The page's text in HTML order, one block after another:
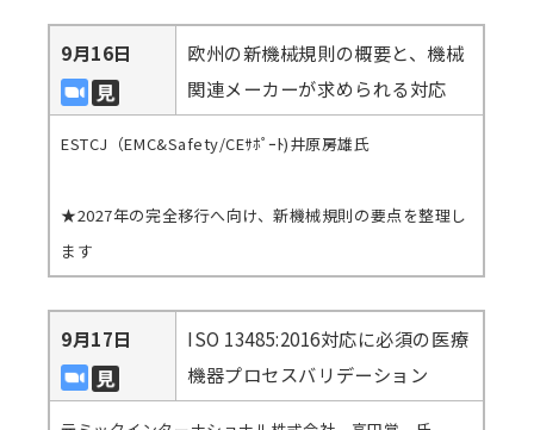
9月16日
欧州の新機械規則の概要と、機械
関連メーカーが求められる対応
ESTCJ（EMC&Safety/CEｻﾎﾟｰﾄ)井原房雄氏
★2027年の完全移行へ向け、新機械規則の要点を整理し
ます
9月17日
ISO 13485:2016対応に必須の医療
機器プロセスバリデーション